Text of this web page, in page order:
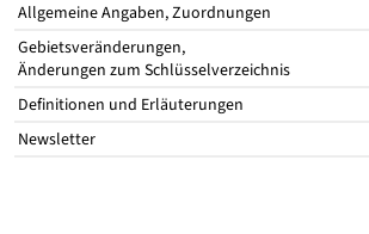
Allgemeine Angaben, Zuordnungen
Gebietsveränderungen,
Änderungen zum Schlüsselverzeichnis
Definitionen und Erläuterungen
Newsletter